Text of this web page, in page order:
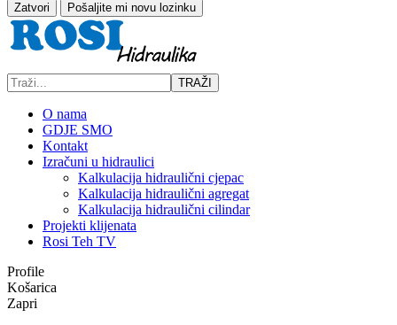
Zatvori Pošaljite mi novu lozinku
TRAŽI
O nama
GDJE SMO
Kontakt
Izračuni u hidraulici
Kalkulacija hidraulični cjepac
Kalkulacija hidraulični agregat
Kalkulacija hidraulični cilindar
Projekti klijenata
Rosi Teh TV
Profile
Košarica
Zapri